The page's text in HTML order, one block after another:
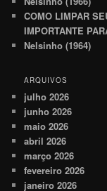
COMO LIMPAR
IMPORTANTE
Nelsinho (1964)
ARQUIVOS
julho 2026
junho 2026
maio 2026
abril 2026
março 2026
fevereiro 2026
janeiro 2026